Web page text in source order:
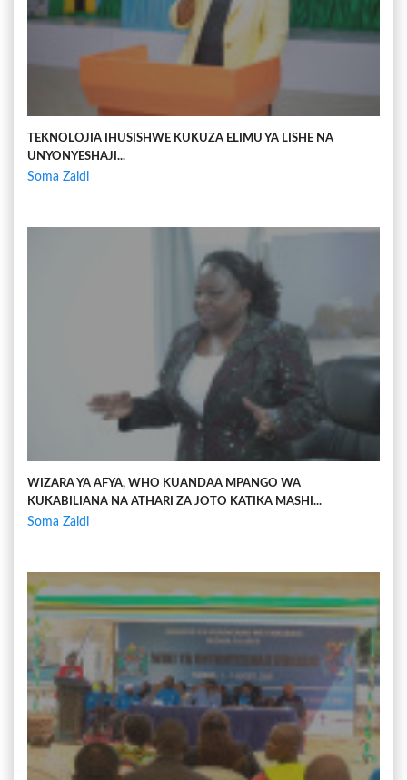
TEKNOLOJIA IHUSISHWE KUKUZA ELIMU YA LISHE NA
UNYONYESHAJI...
Soma Zaidi
WIZARA YA AFYA, WHO KUANDAA MPANGO WA
KUKABILIANA NA ATHARI ZA JOTO KATIKA MASHI...
Soma Zaidi